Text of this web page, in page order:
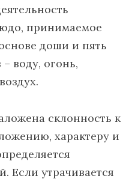
принимаемое
доши и пять
воду, огонь,
склонность к
характеру и
Если утрачивается